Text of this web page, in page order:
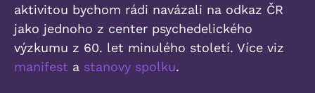
aktivitou bychom rádi navázali na odkaz ČR
jako jednoho z center psychedelického
výzkumu z 60. let minulého století. Více viz
manifest a stanovy spolku.